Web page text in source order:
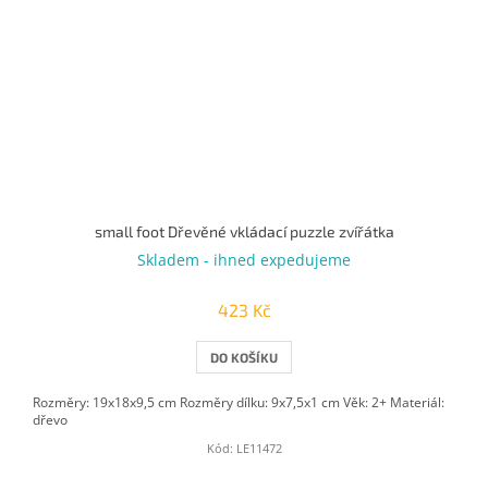
small foot Dřevěné vkládací puzzle zvířátka
Skladem - ihned expedujeme
423 Kč
DO KOŠÍKU
Rozměry: 19x18x9,5 cm Rozměry dílku: 9x7,5x1 cm Věk: 2+ Materiál:
dřevo
Kód: LE11472